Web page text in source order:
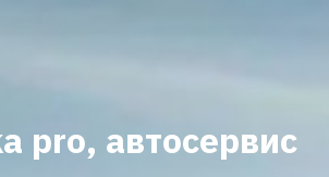
pro, автосервис